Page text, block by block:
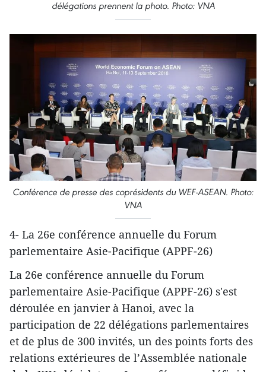
délégations prennent la photo. Photo: VNA
Conférence de presse des coprésidents du WEF-ASEAN. Photo:
VNA
4- La 26e conférence annuelle du Forum
parlementaire Asie-Pacifique (APPF-26)
La 26e conférence annuelle du Forum
parlementaire Asie-Pacifique (APPF-26) s'est
déroulée en janvier à Hanoi, avec la
participation de 22 délégations parlementaires
et de plus de 300 invités, un des points forts des
relations extérieures de l’Assemblée nationale